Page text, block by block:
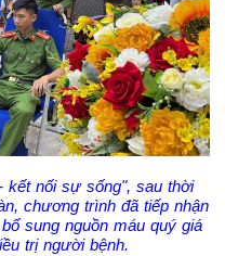
kết nối sự sống", sau thời
chương trình đã tiếp nhận
sung nguồn máu quý giá
trị người bệnh.